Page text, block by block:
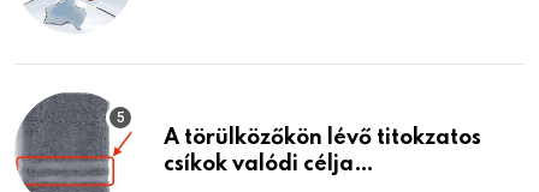
A törülközőkön lévő titokzatos
csíkok valódi célja…